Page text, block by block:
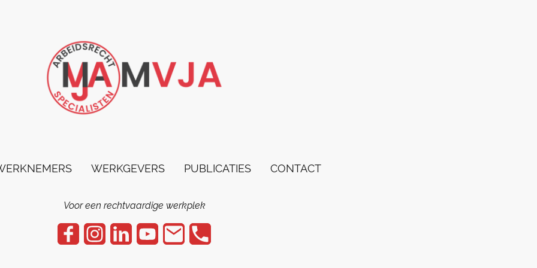
WERKGEVERS PUBLICATIES CONTACT
Voor een rechtvaardige werkplek